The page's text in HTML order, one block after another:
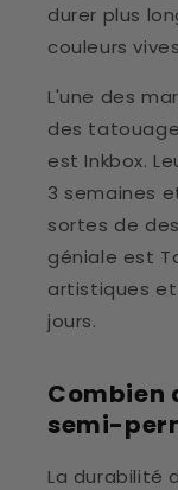
durer plus
couleurs
L'une des
des
est Inkbox.
3 semaines
sortes de
géniale est
artistiques
jours.
Combien
semi-
La durabilité